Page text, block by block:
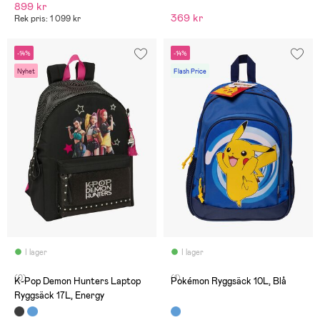
899 kr
Rek pris: 1 099 kr 369 kr
-14%
Nyhet
I lager
(0)
K-Pop Demon Hunters Laptop
Ryggsäck 17L, Energy
-14%
Flash Price
I lager
(1)
Pokémon Ryggsäck 10L, Blå